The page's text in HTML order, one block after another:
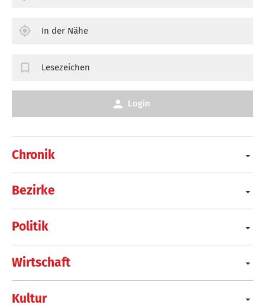
Chronik
Bezirke
Politik
Wirtschaft
Kultur
In der Nähe
Lesezeichen
Login